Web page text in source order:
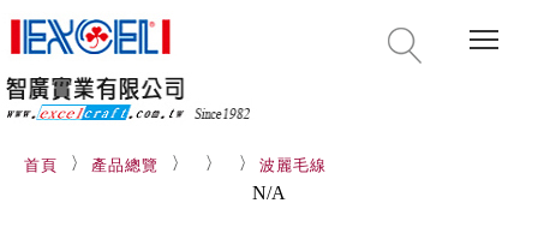
首頁 產品總覽 波麗毛線
N/A